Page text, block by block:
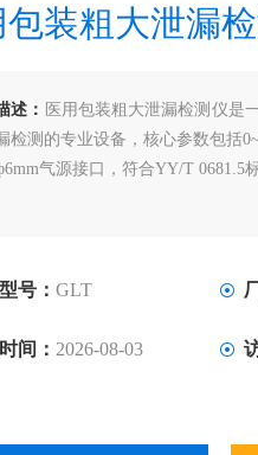
包装粗大泄漏
述： 医用包装粗大泄漏检测仪是
检测的专业设备，核心参数包括
气源接口，符合YY/T 0681.5
号： GLT
间： 2026-08-03